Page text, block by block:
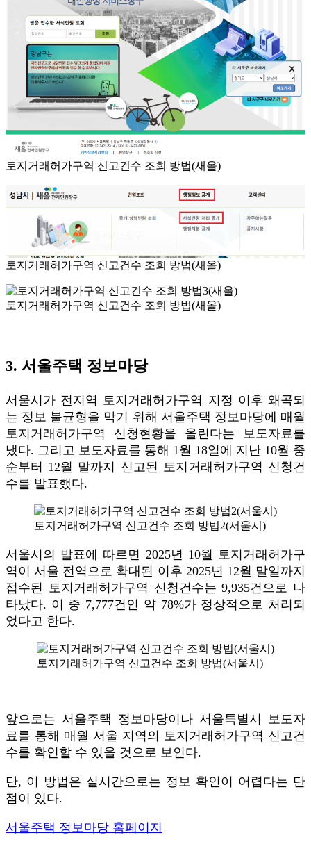
토지거래허가구역 신고건수 조회 방법(새올)
토지거래허가구역 신고건수 조회 방법(새올)
토지거래허가구역 신고건수 조회 방법(새올)
3. 서울주택 정보마당
서울시가 전지역 토지거래허가구역 지정 이후 왜곡되
는 정보 불균형을 막기 위해 서울주택 정보마당에 매월
토지거래허가구역 신청현황을 올린다는 보도자료를
냈다. 그리고 보도자료를 통해 1월 18일에 지난 10월 중
순부터 12월 말까지 신고된 토지거래허가구역 신청건
수를 발표했다.
토지거래허가구역 신고건수 조회 방법2(서울시)
서울시의 발표에 따르면 2025년 10월 토지거래허가구
역이 서울 전역으로 확대된 이후 2025년 12월 말일까지
접수된 토지거래허가구역 신청건수는 9,935건으로 나
타났다. 이 중 7,777건인 약 78%가 정상적으로 처리되
었다고 한다.
토지거래허가구역 신고건수 조회 방법(서울시)
앞으로는 서울주택 정보마당이나 서울특별시 보도자
료를 통해 매월 서울 지역의 토지거래허가구역 신고건
수를 확인할 수 있을 것으로 보인다.
단, 이 방법은 실시간으로는 정보 확인이 어렵다는 단
점이 있다.
서울주택 정보마당 홈페이지